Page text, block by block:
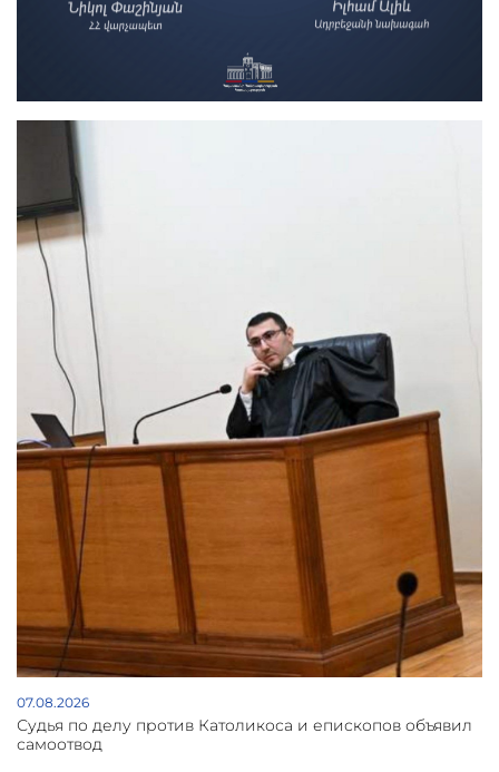
07.08.2026
Судья по делу против Католикоса и епископов объявил
самоотвод